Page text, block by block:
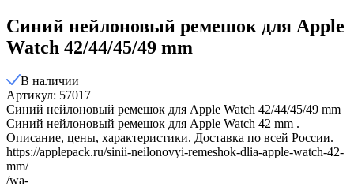
Синий нейлоновый ремешок для Apple
Watch 42/44/45/49 mm
В наличии
Артикул: 57017
Синий нейлоновый ремешок для Apple Watch 42/44/45/49 mm
Синий нейлоновый ремешок для Apple Watch 42 mm .
Описание, цены, характеристики. Доставка по всей России.
https://applepack.ru/sinii-neilonovyi-remeshok-dlia-apple-watch-42-
mm/
/wa-